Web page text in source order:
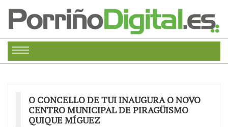
O CONCELLO DE TUI INAUGURA O NOVO
CENTRO MUNICIPAL DE PIRAGÜISMO
QUIQUE MÍGUEZ